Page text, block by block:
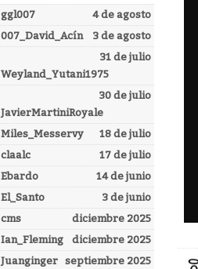
4 de agosto
ggl007
3 de agosto
007_David_Acín
31 de julio
Weyland_Yutani1975
30 de julio
JavierMartiniRoyale
18 de julio
Miles_Messervy
17 de julio
claalc
14 de junio
Ebardo
3 de junio
El_Santo
diciembre 2025
cms
diciembre 2025
Ian_Fleming
septiembre 2025
Juanginger